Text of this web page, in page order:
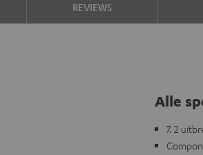
REVIEWS
Alle
7. 2